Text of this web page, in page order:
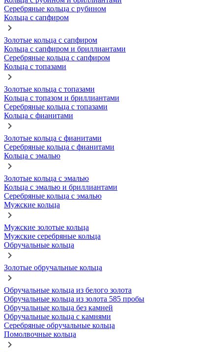
Серебряные кольца с рубином
Кольца с сапфиром
Золотые кольца с сапфиром
Кольца с сапфиром и бриллиантами
Серебряные кольца с сапфиром
Кольца с топазами
Золотые кольца с топазами
Кольца с топазом и бриллиантами
Серебряные кольца с топазами
Кольца с фианитами
Золотые кольца с фианитами
Серебряные кольца с фианитами
Кольца с эмалью
Золотые кольца с эмалью
Кольца с эмалью и бриллиантами
Серебряные кольца с эмалью
Мужские кольца
Мужские золотые кольца
Мужские серебряные кольца
Обручальные кольца
Золотые обручальные кольца
Обручальные кольца из белого золота
Обручальные кольца из золота 585 пробы
Обручальные кольца без камней
Обручальные кольца с камнями
Серебряные обручальные кольца
Помолвочные кольца